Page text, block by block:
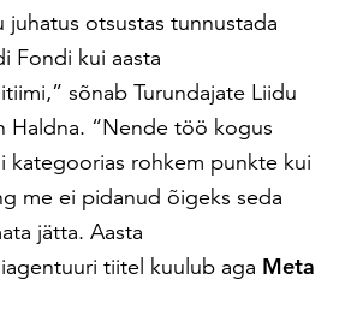
juhatus otsustas tunnustada
Fondi kui aasta
sõnab Turundajate Liidu
Haldna. “Nende töö kogus
kategoorias rohkem punkte kui
me ei pidanud õigeks seda
jätta. Aasta
tiitel kuulub aga Meta